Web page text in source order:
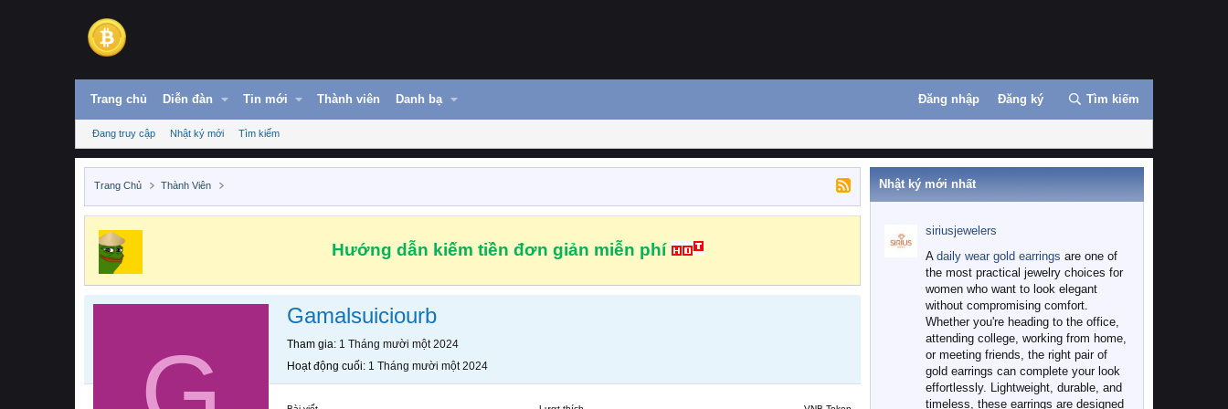
Trang chủ Diễn đàn Tin mới Thành viên Danh bạ Đăng nhập Đăng ký Tìm kiếm
Đang truy cập Nhật ký mới Tìm kiếm
Trang Chủ Thành Viên
Hướng dẫn kiếm tiền đơn giản miễn phí
Gamalsuiciourb
Tham gia 1 Tháng mười một 2024
Hoạt động cuối 1 Tháng mười một 2024
Nhật ký mới nhất
siriusjewelers
A daily wear gold earrings are one of
the most practical jewelry choices for
women who want to look elegant
without compromising comfort.
Whether you're heading to the office,
attending college, working from home,
or meeting friends, the right pair of
gold earrings can complete your look
effortlessly. Lightweight, durable, and
timeless, these earrings are designed